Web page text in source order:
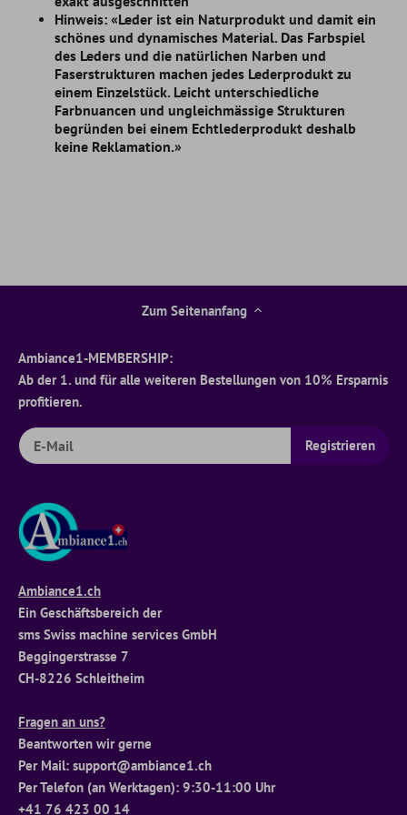
Hinweis: «Leder ist ein Naturprodukt und damit ein
schönes und dynamisches Material. Das Farbspiel
des Leders und die natürlichen Narben und
Faserstrukturen machen jedes Lederprodukt zu
einem Einzelstück. Leicht unterschiedliche
Farbnuancen und ungleichmässige Strukturen
begründen bei einem Echtlederprodukt deshalb
keine Reklamation.»
Zum Seitenanfang
Ambiance1-MEMBERSHIP:
Ab der 1. und für alle weiteren Bestellungen von 10% Ersparnis
profitieren.
Ambiance1.ch
Ein Geschäftsbereich der
sms Swiss machine services GmbH
Beggingerstrasse 7
CH-8226 Schleitheim
Fragen an uns?
Beantworten wir gerne
Per Mail: support@ambiance1.ch
Per Telefon (an Werktagen): 9:30-11:00 Uhr
+41 76 423 00 14